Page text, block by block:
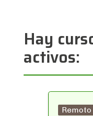
Hay
activos:
Remoto